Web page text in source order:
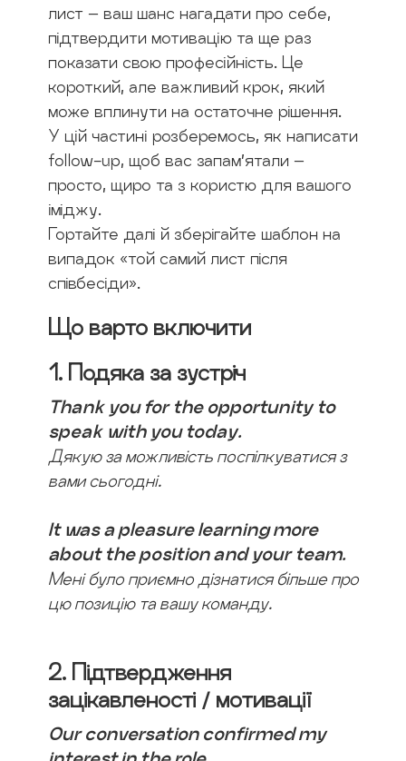
лист – ваш шанс нагадати про себе,
підтвердити мотивацію та ще раз
показати свою професійність. Це
короткий, але важливий крок, який
може вплинути на остаточне рішення.
У цій частині розберемось, як написати
follow-up, щоб вас запам’ятали –
просто, щиро та з користю для вашого
іміджу.
Гортайте далі й зберігайте шаблон на
випадок «той самий лист після
співбесіди».
Що варто включити
1. Подяка за зустріч
Thank you for the opportunity to
speak with you today.
Дякую за можливість поспілкуватися з
вами сьогодні.
It was a pleasure learning more
about the position and your team.
Мені було приємно дізнатися більше про
цю позицію та вашу команду.
2. Підтвердження
зацікавленості / мотивації
Our conversation confirmed my